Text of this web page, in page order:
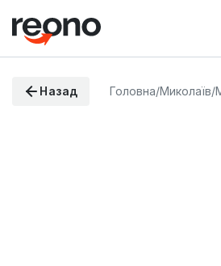
Назад Головна/Миколаїв/